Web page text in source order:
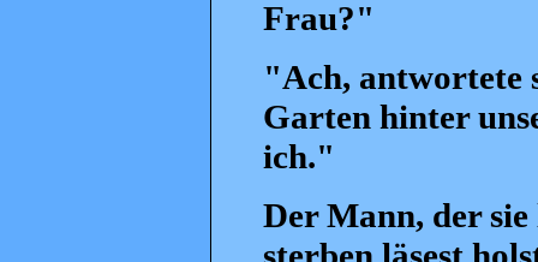
Frau?"
"Ach, antwortete
Garten hinter
ich."
Der Mann, der